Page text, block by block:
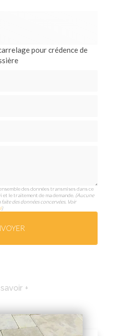
pour crédence de
des données transmises dans ce
le traitement de ma demande. (Aucune
des données concervées. Voir
)
+